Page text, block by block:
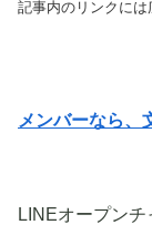
記事内のリンクに
メンバーなら、
LINEオープン